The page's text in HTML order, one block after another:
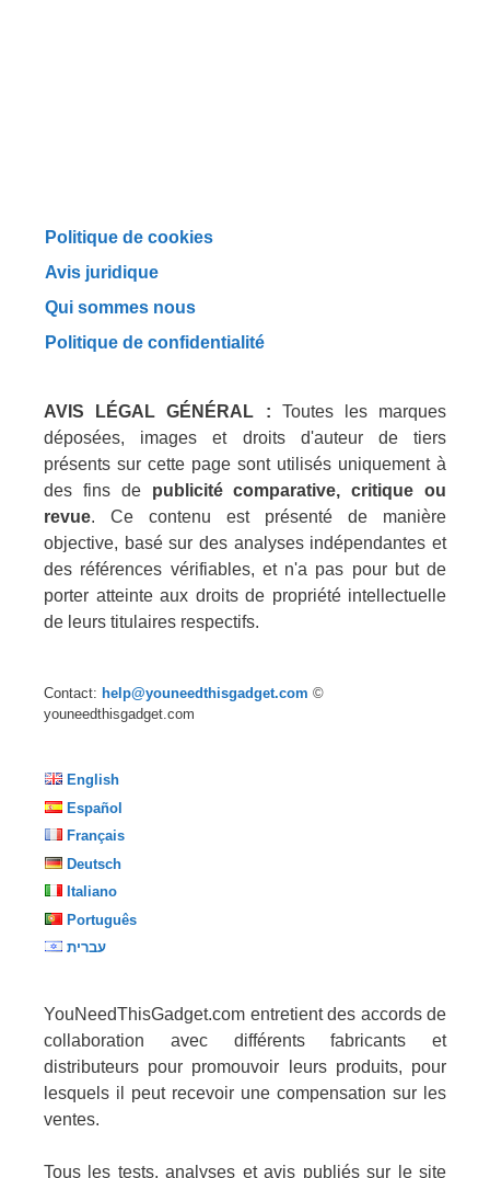
Politique de cookies
Avis juridique
Qui sommes nous
Politique de confidentialité
AVIS LÉGAL GÉNÉRAL : Toutes les marques
déposées, images et droits d'auteur de tiers
présents sur cette page sont utilisés uniquement à
des fins de publicité comparative, critique ou
revue. Ce contenu est présenté de manière
objective, basé sur des analyses indépendantes et
des références vérifiables, et n'a pas pour but de
porter atteinte aux droits de propriété intellectuelle
de leurs titulaires respectifs.
Contact: help@youneedthisgadget.com ©
youneedthisgadget.com
English
Español
Français
Deutsch
Italiano
Português
עברית
YouNeedThisGadget.com entretient des accords de
collaboration avec différents fabricants et
distributeurs pour promouvoir leurs produits, pour
lesquels il peut recevoir une compensation sur les
ventes.
Tous les tests, analyses et avis publiés sur le site